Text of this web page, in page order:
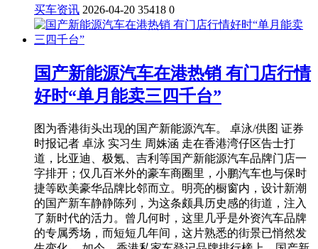
买车资讯 2026-04-20 35418 0
国产新能源汽车在港热销 有门店行情
好时“单月能卖三四千台”
图为香港街头出现的国产新能源汽车。 卓泳/供图 证券
时报记者 卓泳 实习生 周姝涵 走在香港湾仔区告士打
道，比亚迪、极氪、吉利等国产新能源汽车品牌门店一
字排开；仅几百米外的豪车商圈里，小鹏汽车也与保时
捷等欧美豪华品牌比邻而立。明亮的橱窗内，设计新潮
的国产新车静静陈列，为这条颇具历史感的街道，注入
了新时代的活力。曾几何时，这里几乎是外资汽车品牌
的专属秀场，而短短几年间，这片熟悉的街景已悄然发